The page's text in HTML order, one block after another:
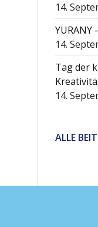
14.
YURANY
14.
Tag der
14.
ALLE